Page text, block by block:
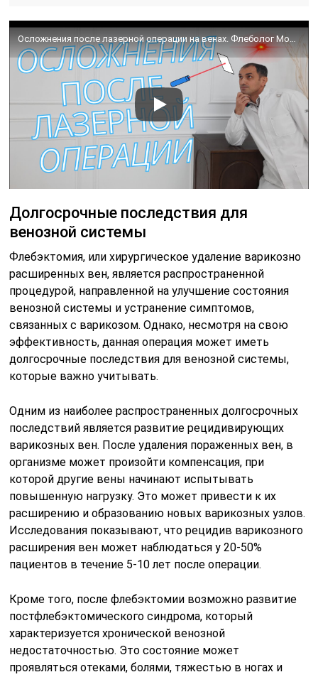
Долгосрочные последствия для
венозной системы
Флебэктомия, или хирургическое удаление варикозно
расширенных вен, является распространенной
процедурой, направленной на улучшение состояния
венозной системы и устранение симптомов,
связанных с варикозом. Однако, несмотря на свою
эффективность, данная операция может иметь
долгосрочные последствия для венозной системы,
которые важно учитывать.
Одним из наиболее распространенных долгосрочных
последствий является развитие рецидивирующих
варикозных вен. После удаления пораженных вен, в
организме может произойти компенсация, при
которой другие вены начинают испытывать
повышенную нагрузку. Это может привести к их
расширению и образованию новых варикозных узлов.
Исследования показывают, что рецидив варикозного
расширения вен может наблюдаться у 20-50%
пациентов в течение 5-10 лет после операции.
Кроме того, после флебэктомии возможно развитие
постфлебэктомического синдрома, который
характеризуется хронической венозной
недостаточностью. Это состояние может
проявляться отеками, болями, тяжестью в ногах и